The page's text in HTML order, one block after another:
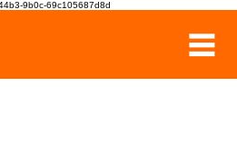
9b0c-69c105687d8d